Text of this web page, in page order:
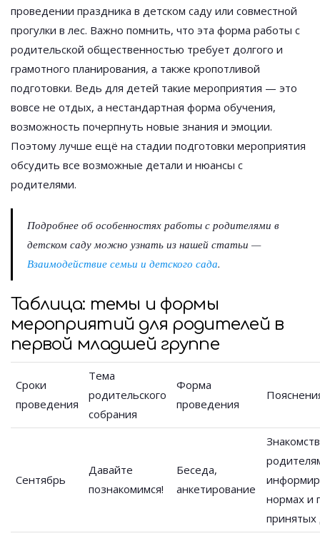
проведении праздника в детском саду или совместной
прогулки в лес. Важно помнить, что эта форма работы с
родительской общественностью требует долгого и
грамотного планирования, а также кропотливой
подготовки. Ведь для детей такие мероприятия — это
вовсе не отдых, а нестандартная форма обучения,
возможность почерпнуть новые знания и эмоции.
Поэтому лучше ещё на стадии подготовки мероприятия
обсудить все возможные детали и нюансы с
родителями.
Подробнее об особенностях работы с родителями в
детском саду можно узнать из нашей статьи —
Взаимодействие семьи и детского сада.
Таблица: темы и формы
мероприятий для родителей в
первой младшей группе
Сроки
проведения
Тема
родительского
собрания
Форма
проведения
Сентябрь
Давайте
познакомимся!
Беседа,
анкетирование
нормах и